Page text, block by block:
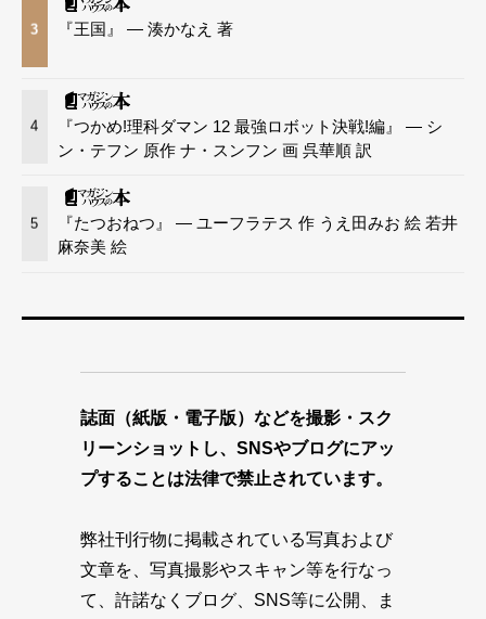
3 『王国』 — 湊かなえ 著
4
『つかめ!理科ダマン 12 最強ロボット決戦!編』 — シ
ン・テフン 原作 ナ・スンフン 画 呉華順 訳
5
『たつおねつ』 — ユーフラテス 作 うえ田みお 絵 若井
麻奈美 絵
誌面（紙版・電子版）などを撮影・スク
リーンショットし、SNSやブログにアッ
プすることは法律で禁止されています。
弊社刊行物に掲載されている写真および
文章を、写真撮影やスキャン等を行なっ
て、許諾なくブログ、SNS等に公開、ま